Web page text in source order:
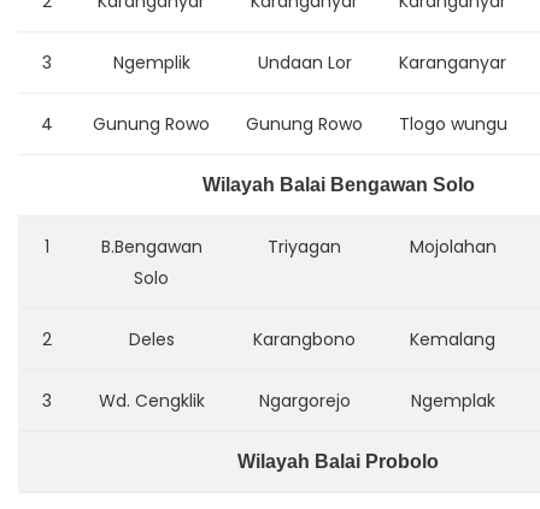
3 Ngemplik Undaan Lor Karanganyar
4 Gunung Rowo Gunung Rowo Tlogo wungu
Wilayah Balai Bengawan Solo
1
B.Bengawan
Solo
Triyagan Mojolahan
2 Deles Karangbono Kemalang
3 Wd. Cengklik Ngargorejo Ngemplak
Wilayah Balai Probolo